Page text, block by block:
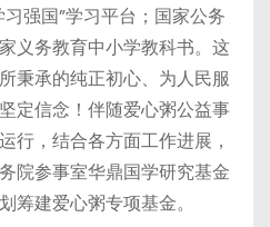
强国”学习平台；国家公务
义务教育中小学教科书。这
秉承的纯正初心、为人民服
定信念！伴随爱心粥公益事
行，结合各方面工作进展，
院参事室华鼎国学研究基金
筹建爱心粥专项基金。